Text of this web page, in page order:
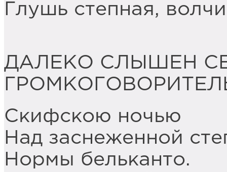
Глушь степная,
ДАЛЕКО СЛЫШЕН
Скифскою ночью
Над заснеженной
Нормы бельканто.